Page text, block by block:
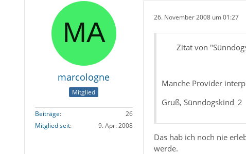
marcologne
Mitglied
Beiträge
26
Mitglied seit
9. Apr. 2008
26. November 2008 um 01:27
Zitat von
Manche Provider
Gruß, Sünndogskind_2
Das hab ich noch nie
werde.